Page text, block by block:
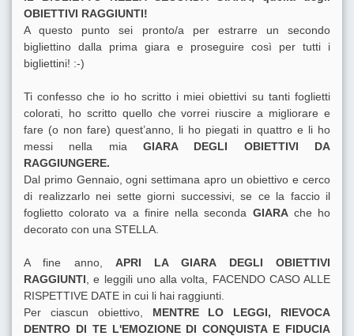
OBIETTIVI RAGGIUNTI!
A questo punto sei pronto/a per estrarre un secondo
bigliettino dalla prima giara e proseguire così per tutti i
bigliettini! :-)
Ti confesso che io ho scritto i miei obiettivi su tanti foglietti
colorati, ho scritto quello che vorrei riuscire a migliorare e
fare (o non fare) quest’anno, li ho piegati in quattro e li ho
messi nella mia GIARA DEGLI OBIETTIVI DA
RAGGIUNGERE.
Dal primo Gennaio, ogni settimana apro un obiettivo e cerco
di realizzarlo nei sette giorni successivi, se ce la faccio il
foglietto colorato va a finire nella seconda GIARAche ho
decorato con una STELLA.
A fine anno, APRI LA GIARA DEGLI OBIETTIVI
RAGGIUNTI , e leggili uno alla volta, FACENDO CASO ALLE
RISPETTIVE DATE in cui li hai raggiunti.
Per ciascun obiettivo, MENTRE LO LEGGI, RIEVOCA
DENTRO DI TE L'EMOZIONE DI CONQUISTA E FIDUCIA